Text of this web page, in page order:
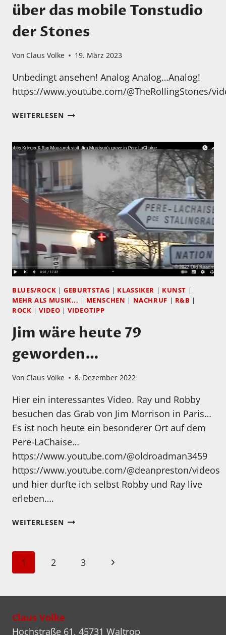
über das mobile Tonstudio
der Stones
Von Claus Volke 19. März 2023
Unbedingt ansehen! Analog Analog…Analog!
https://www.youtube.com/@TheRollingStones/
WEITERLESENEIN
ÜBER
DAS
TONSTUDIO
DER
STONES
BLUES/ROCK |GEBURTSTAG | KLASSIKER | KUNST |
MEHR ALS MUSIK... | MENSCHEN | NACHRUF | R&B |
ROCK |VIDEO |VIDEOTIPP
Jim wäre heute 79
geworden…
Von Claus Volke 8. Dezember 2022
Hier ein interessantes Video. Ray und Robby
besuchen das Grab von Jim Morrison in Paris…
Es ist noch heute ein besonderer Ort auf dem
Pere-LaChaise…
https://www.youtube.com/@oldroadman3459
https://www.youtube.com/@deanpreston/videos
und hier durfte ich selbst Robby und Ray live
erleben….
WEITERLESENJIM
GEWORDEN…
Seitennavigation
1 2 3
Nächste
Claus Volke
Hochstraße 61, 45731 Waltrop